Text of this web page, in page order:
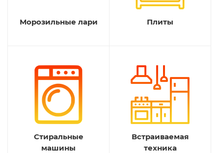
Морозильные лари Плиты
Стиральные
машины
Встраиваемая
техника